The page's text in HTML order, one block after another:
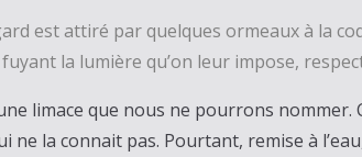
est attiré par quelques ormeaux à la
la lumière qu’on leur impose,
limace que nous ne pourrons nommer.
la connait pas. Pourtant, remise à